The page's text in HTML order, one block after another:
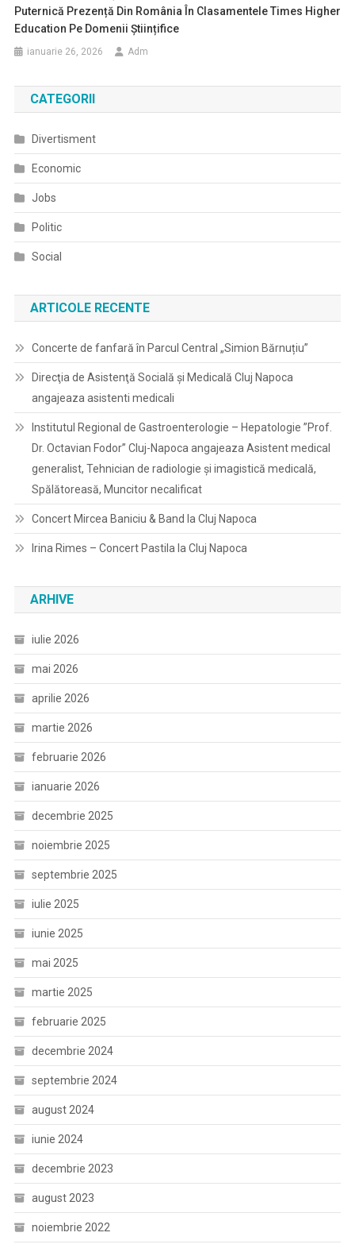
Puternică Prezență Din România În Clasamentele Times Higher
Education Pe Domenii Științifice
ianuarie 26, 2026 Adm
CATEGORII
Divertisment
Economic
Jobs
Politic
Social
ARTICOLE RECENTE
Concerte de fanfară în Parcul Central „Simion Bărnuțiu”
Direcţia de Asistenţă Socială şi Medicală Cluj Napoca
angajeaza asistenti medicali
Institutul Regional de Gastroenterologie – Hepatologie ”Prof.
Dr. Octavian Fodor” Cluj-Napoca angajeaza Asistent medical
generalist, Tehnician de radiologie și imagistică medicală,
Spălătoreasă, Muncitor necalificat
Concert Mircea Baniciu & Band la Cluj Napoca
Irina Rimes – Concert Pastila la Cluj Napoca
ARHIVE
iulie 2026
mai 2026
aprilie 2026
martie 2026
februarie 2026
ianuarie 2026
decembrie 2025
noiembrie 2025
septembrie 2025
iulie 2025
iunie 2025
mai 2025
martie 2025
februarie 2025
decembrie 2024
septembrie 2024
august 2024
iunie 2024
decembrie 2023
august 2023
noiembrie 2022